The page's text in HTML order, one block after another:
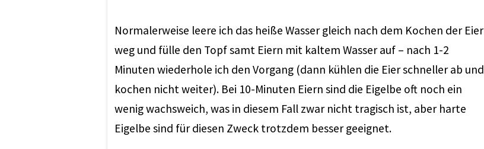
Normalerweise leere ich das heiße Wasser gleich nach dem Kochen der Eier
weg und fülle den Topf samt Eiern mit kaltem Wasser auf – nach 1-2
Minuten wiederhole ich den Vorgang (dann kühlen die Eier schneller ab und
kochen nicht weiter). Bei 10-Minuten Eiern sind die Eigelbe oft noch ein
wenig wachsweich, was in diesem Fall zwar nicht tragisch ist, aber harte
Eigelbe sind für diesen Zweck trotzdem besser geeignet.